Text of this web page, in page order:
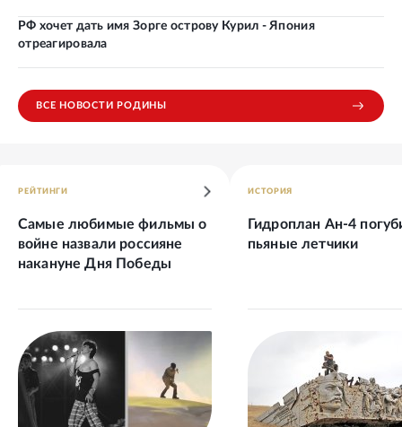
РФ хочет дать имя Зорге острову Курил - Япония
отреагировала
ВСЕ НОВОСТИ РОДИНЫ
РЕЙТИНГИ
Самые любимые фильмы о
войне назвали россияне
накануне Дня Победы
ИСТОРИЯ
Гидроплан Ан-4
пьяные летчики